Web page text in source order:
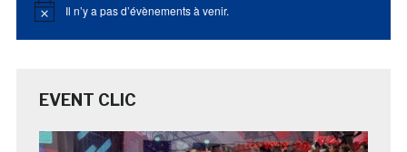
Notice Il n’y a pas d’évènements à venir.
EVENT CLIC